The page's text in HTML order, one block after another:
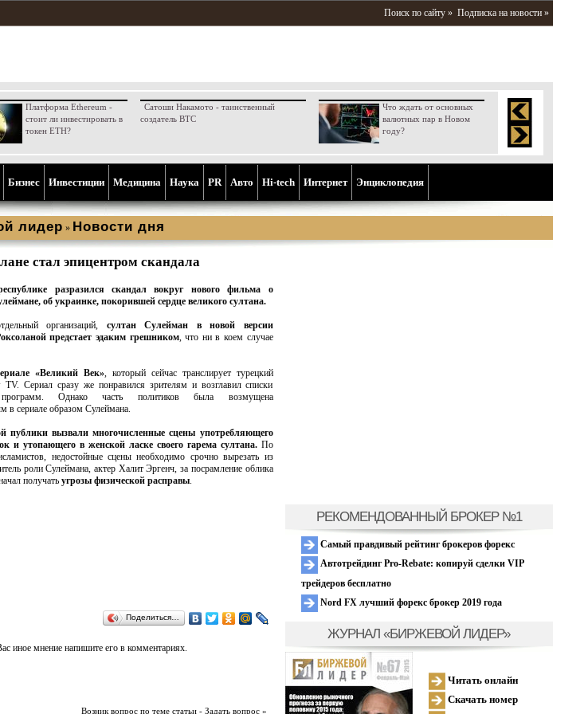
Поиск по сайту » Подписка на новости »
Платформа Ethereum -
стоит ли инвестировать в
токен ETH?
Сатоши Накамото - таинственный
создатель BTC
Что ждать от основных
валютных пар в Новом
году?
Бизнес Инвестиции Медицина Наука PR Aвто Hi-tech Интернет Энциклопедия
лидер » Новости дня
стал эпицентром скандала
разразился скандал вокруг нового фильма о
об украинке, покорившей сердце великого султана.
организаций, султан Сулейман в новой версии
предстает эдаким грешником, что ни в коем случае
«Великий Век», который сейчас транслирует турецкий
TV. Сериал сразу же понравился зрителям и возглавил списки
программ. Однако часть политиков была возмущена
в сериале образом Сулеймана.
публики вызвали многочисленные сцены употребляющего
и утопающего в женской ласке своего гарема султана.По
недостойные сцены необходимо срочно вырезать из
роли Сулеймана, актер Халит Эргенч, за посрамление облика
получать угрозы физической расправы.
Поделиться…
иное мнение напишите его в комментариях.
Возник вопрос по теме статьи - Задать вопрос »
РЕКОМЕНДОВАННЫЙ БРОКЕР №1
Самый правдивый рейтинг брокеров форекс
Автотрейдинг Pro-Rebate: копируй сделки VIP
трейдеров бесплатно
Nord FX лучший форекс брокер 2019 года
ЖУРНАЛ «БИРЖЕВОЙ ЛИДЕР»
Читать онлайн
Скачать номер